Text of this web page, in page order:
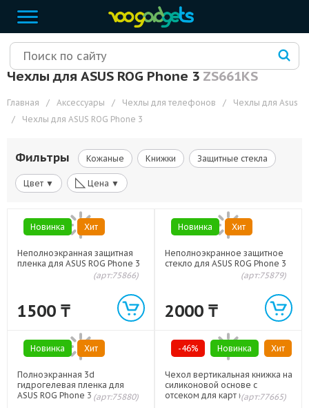
Чехлы для ASUS ROG Phone 3ZS661KS
Главная / Аксессуары / Чехлы для телефонов /
Чехлы для Asus
/
Чехлы для ASUS ROG Phone 3
Фильтры Кожаные Книжки Защитные стекла
Цвет ▼ ◺ Цена ▼
Новинка Хит
Неполноэкранная защитная
пленка для ASUS ROG Phone 3
(арт:75866)
1500 ₸
Новинка Хит
Неполноэкранное защитное
стекло для ASUS ROG Phone 3
(арт:75879)
2000 ₸
Новинка Хит
Полноэкранная 3d
гидрогелевая пленка для
ASUS ROG Phone 3 (арт:75880)
-46% Новинка Хит
Чехол вертикальная книжка на
силиконовой основе с
отсеком для карт на магнитной
(арт:77665)